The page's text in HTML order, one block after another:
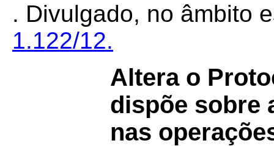
. Divulgado, no âmbito
1.122/12.
Altera o
dispõe sobre
nas